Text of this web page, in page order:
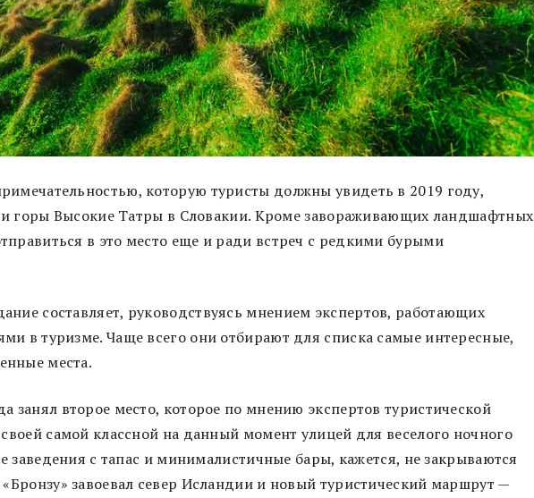
которую туристы должны увидеть в 2019 году,
горы Высокие Татры в Словакии. Кроме завораживающих ландшафтных
в это место еще и ради встреч с редкими бурыми
составляет, руководствуясь мнением экспертов, работающих
в туризме. Чаще всего они отбирают для списка самые интересные,
места.
занял второе место, которое по мнению экспертов туристической
самой классной на данный момент улицей для веселого ночного
заведения с тапас и минималистичные бары, кажется, не закрываются
завоевал север Исландии и новый туристический маршрут —